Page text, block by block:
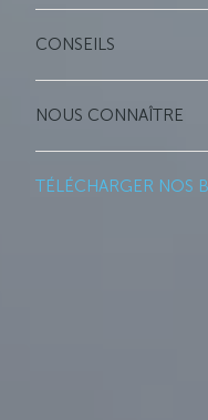
CONSEILS
NOUS CONNAÎTRE
TÉLÉCHARGER NOS